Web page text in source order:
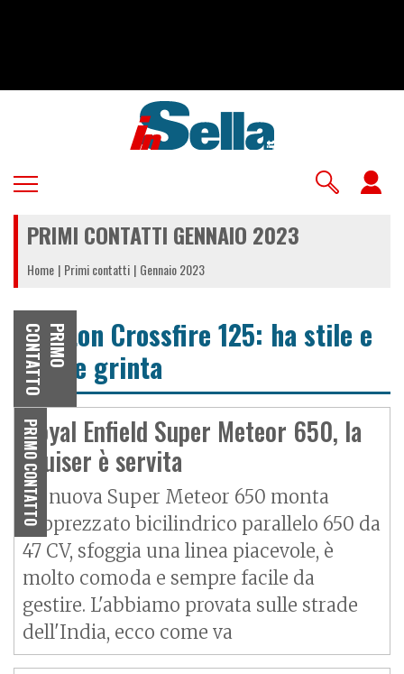
PRIMI CONTATTI GENNAIO 2023
Home Primi contatti Gennaio 2023
P
R
I
M
O
C
O
N
T
A
T
T
O
Brixton Crossfire 125: ha stile e
anche grinta
PRIMO CONTATTO
Royal Enfield Super Meteor 650, la
cruiser è servita
La nuova Super Meteor 650 monta
l'apprezzato bicilindrico parallelo 650 da
47 CV, sfoggia una linea piacevole, è
molto comoda e sempre facile da
gestire. L'abbiamo provata sulle strade
dell'India, ecco come va